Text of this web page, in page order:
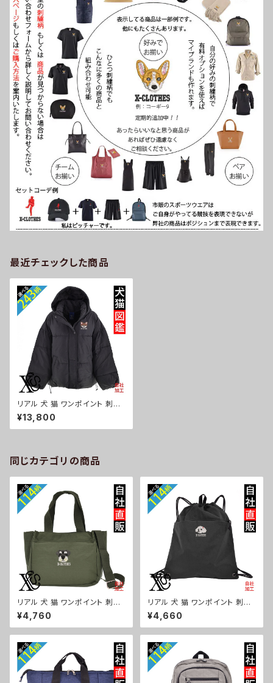
最近チェックした商品
リアル 犬 猫 ワンポイント 刺繍
フェイク ダウンジャケット レディ
ース アウター 裾ラウンド フード
付き 長袖 雑貨 グッズ 自社ブラ
ディエ ビションフリーゼ クリス
マス ori-a-jkt20-b10-s
¥13,800
同じカテゴリの商品
リアル 犬 猫 ワンポイント 刺繍
トート ショルダーバッグ カジュ
アル 軽量 レディース メンズ 雑
貨 グッズ 自社ブランド 柄 ギフト
ザー パグ ビションフリーゼ ori-
a-bg181-b10-s
¥4,760
リアル 犬 猫 ワンポイント 刺繍
撥水 ナイロン ナップサック メン
ズ 大容量 ジム サブバッグ レデ
ィース 雑貨 グッズ 自社ブランド
シュナウザー パグ ビションフリ
ーゼ ori-a-bg180-b10-s
¥4,660